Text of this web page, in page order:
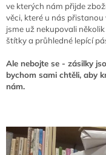
ve kterých nám přijde
věci, které u nás
jsme už nekupovali
štítky a průhledné lepící
Ale nebojte se - zásilky
bychom sami chtěli, aby
nám.